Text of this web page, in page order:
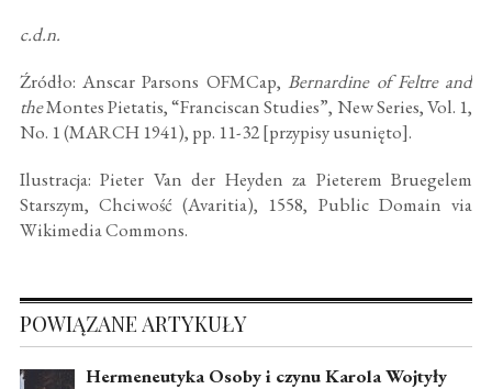
c.d.n.
Źródło: Anscar Parsons OFMCap,Bernardine of Feltre and
theMontes Pietatis, “Franciscan Studies”, New Series, Vol. 1,
No. 1 (MARCH 1941), pp. 11-32 [przypisy usunięto].
Ilustracja: Pieter Van der Heyden za Pieterem Bruegelem
Starszym, Chciwość (Avaritia), 1558, Public Domain via
Wikimedia Commons.
POWIĄZANE ARTYKUŁY
Hermeneutyka Osoby i czynu Karola Wojtyły